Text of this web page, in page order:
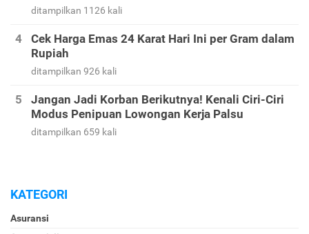
ditampilkan 1126 kali
Cek Harga Emas 24 Karat Hari Ini per Gram dalam
Rupiah
ditampilkan 926 kali
Jangan Jadi Korban Berikutnya! Kenali Ciri-Ciri
Modus Penipuan Lowongan Kerja Palsu
ditampilkan 659 kali
KATEGORI
Asuransi